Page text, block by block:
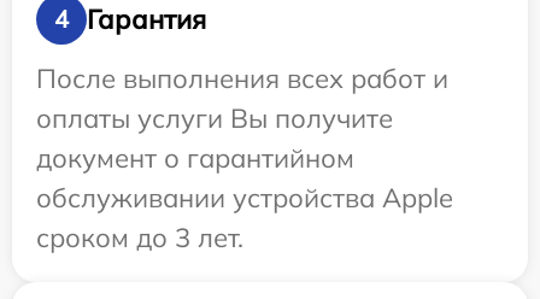
4
Гарантия
После выполнения всех работ и
оплаты услуги Вы получите
документ о гарантийном
обслуживании устройства Apple
сроком до 3 лет.